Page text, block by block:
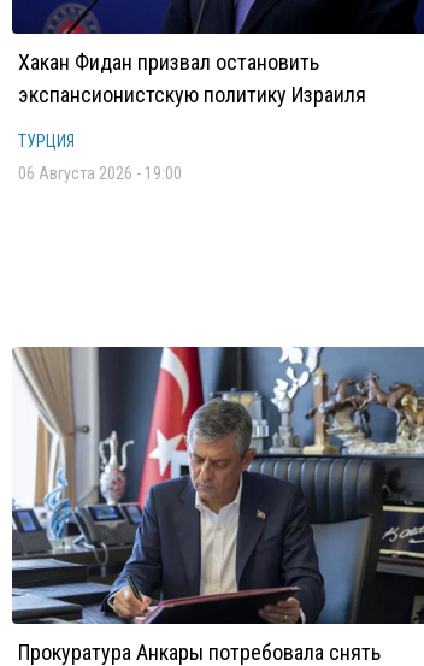
Хакан Фидан призвал остановить
экспансионистскую политику Израиля
ТУРЦИЯ
06 Августа 2026 - 19:00
Прокуратура Анкары потребовала снять